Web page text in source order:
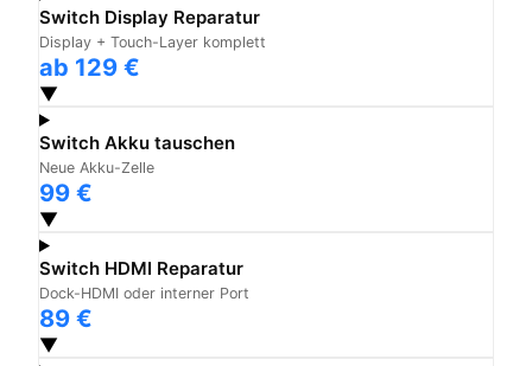
Switch Display Reparatur
Display + Touch-Layer komplett
ab 129 €
▼
Switch Akku tauschen
Neue Akku-Zelle
99 €
▼
Switch HDMI Reparatur
Dock-HDMI oder interner Port
89 €
▼